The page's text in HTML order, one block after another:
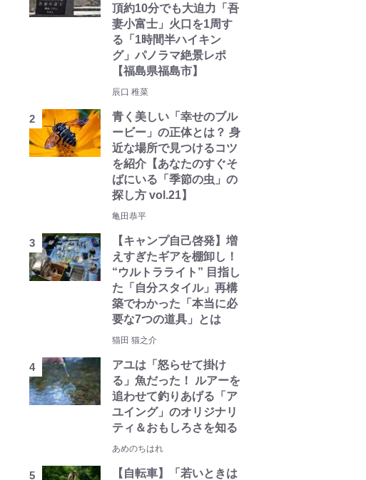
頂約10分でも大迫力「吾
妻小富士」火口を1周す
る「1時間半ハイキン
グ」パノラマ絶景レポ
【福島県福島市】
辰口 稚菜
青く美しい「幸せのブル
ービー」の正体とは？ 身
近な場所で見つけるコツ
を紹介【あなたのすぐそ
ばにいる「季節の虫」の
探し方 vol.21】
亀田恭平
【キャンプ自己啓発】増
えすぎたギアを棚卸し！
“ウルトラライト” 目指し
た「自分スタイル」再構
築でわかった「本当に必
要な7つの道具」とは
猫田 猫之介
アユは「怒らせて掛け
る」魚だった！ ルアーを
追わせて釣りあげる「ア
ユイング」のオリジナリ
ティ＆おもしろさを知る
あめのちはれ
【自転車】「若いときは